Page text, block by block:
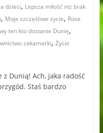
dzieci, Lepsza miłość niż brak
, Moje szczęśliwe życie, Rose
ten kto dostanie Dunię,
zakamarki, Życie
Dunią! Ach, jaka radość
Staś bardzo